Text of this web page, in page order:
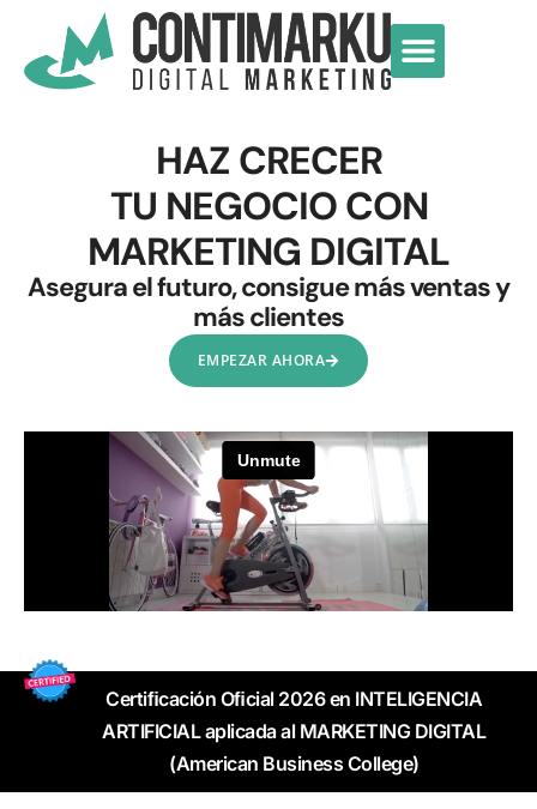
HAZ CRECER
TU NEGOCIO CON
MARKETING DIGITAL
Asegura el futuro, consigue más ventas y
más clientes
EMPEZAR AHORA
Certiﬁcación Oﬁcial 2026 en INTELIGENCIA
ARTIFICIAL aplicada al MARKETING DIGITAL
(American Business College)